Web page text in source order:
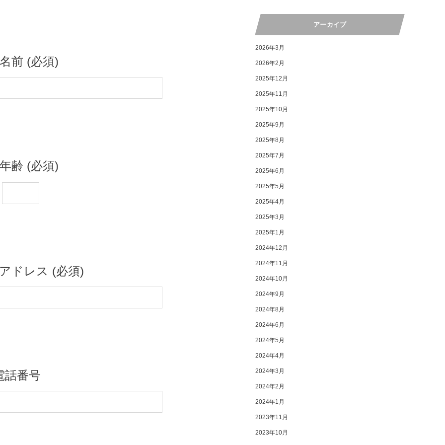
前 (必須)
齢 (必須)
ドレス (必須)
話番号
アーカイブ
2026年3月
2026年2月
2025年12月
2025年11月
2025年10月
2025年9月
2025年8月
2025年7月
2025年6月
2025年5月
2025年4月
2025年3月
2025年1月
2024年12月
2024年11月
2024年10月
2024年9月
2024年8月
2024年6月
2024年5月
2024年4月
2024年3月
2024年2月
2024年1月
2023年11月
2023年10月